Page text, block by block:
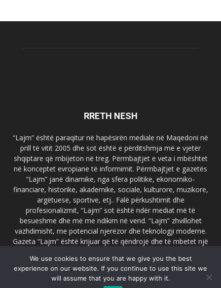
RRETH NESH
“Lajm” është paraqitur në hapësirën mediale në Maqedoni në
prill të vitit 2005 dhe sot është e përditshmja më e vjetër
shqiptare që mbijeton në treg. Përmbajtjet e veta i mbështet
në konceptet evropiane të informimit. Përmbajtjet e gazetës
“Lajm” janë dinamike, nga sfera politike, ekonomiko-
financiare, historike, akademike, sociale, kulturore, muzikore,
argëtuese, sportive, etj.. Falë përkushtimit dhe
profesionalizmit, “Lajm” sot është ndër mediat më të
besueshme dhe më me ndikim në vend. “Lajm” zhvillohet
vazhdimisht, me potencial njerëzor dhe teknologji moderne.
Gazeta “Lajm” është krijuar që të qëndrojë dhe të mbetet një
faqja zyrtare e gazetës “Lajm”, www.lajmpress.org është një
ndër portalet më të njohur në Maqedoni.
We use cookies to ensure that we give you the best
experience on our website. If you continue to use this site we
will assume that you are happy with it.